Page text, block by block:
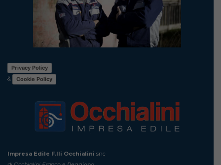
Privacy Policy
&
Cookie Policy
Impresa Edile F.lli Occhialini snc